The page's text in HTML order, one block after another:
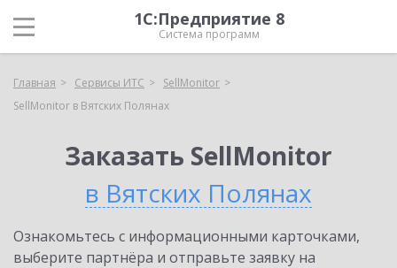
1С:Предприятие 8
Система программ
Главная Сервисы ИТС
SellMonitor
SellMonitor в Вятских Полянах
Заказать SellMonitor
в Вятских Полянах
Ознакомьтесь с информационными карточками,
выберите партнёра и отправьте заявку на